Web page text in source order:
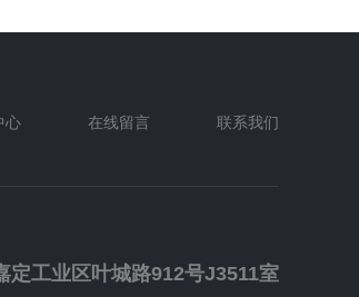
心 在线留言 联系我们
定工业区叶城路912号J3511室